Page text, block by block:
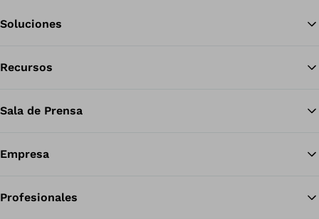
Soluciones
Recursos
Sala de Prensa
Empresa
Profesionales